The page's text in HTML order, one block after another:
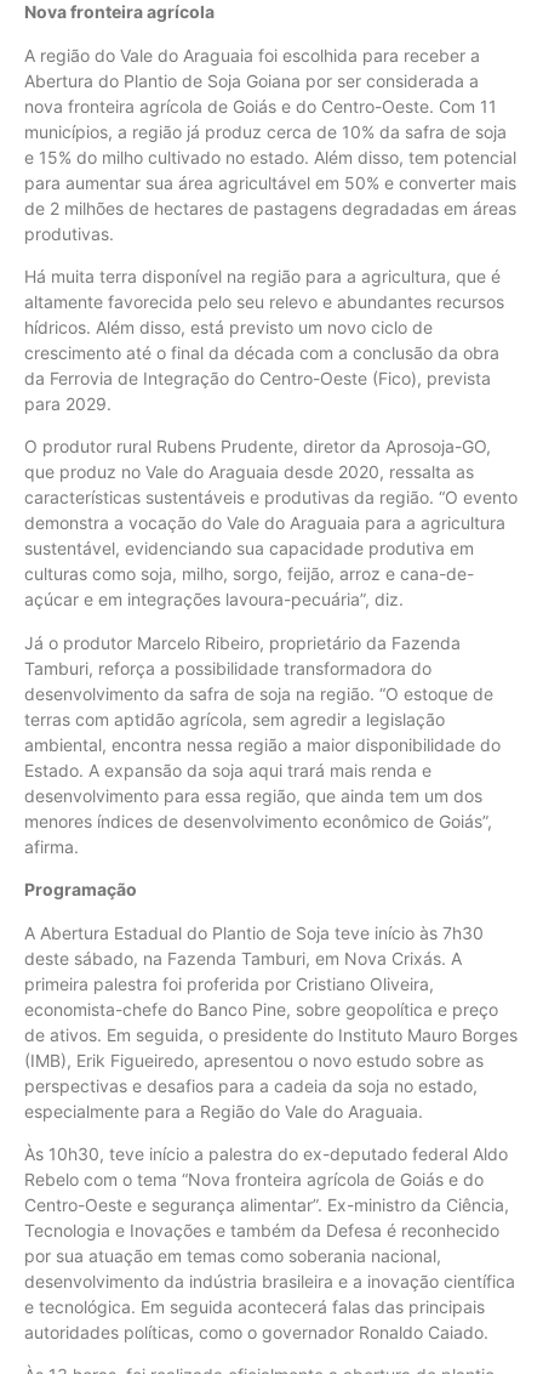
Nova fronteira agrícola
A região do Vale do Araguaia foi escolhida para receber a
Abertura do Plantio de Soja Goiana por ser considerada a
nova fronteira agrícola de Goiás e do Centro-Oeste. Com 11
municípios, a região já produz cerca de 10% da safra de soja
e 15% do milho cultivado no estado. Além disso, tem potencial
para aumentar sua área agricultável em 50% e converter mais
de 2 milhões de hectares de pastagens degradadas em áreas
produtivas.
Há muita terra disponível na região para a agricultura, que é
altamente favorecida pelo seu relevo e abundantes recursos
hídricos. Além disso, está previsto um novo ciclo de
crescimento até o final da década com a conclusão da obra
da Ferrovia de Integração do Centro-Oeste (Fico), prevista
para 2029.
O produtor rural Rubens Prudente, diretor da Aprosoja-GO,
que produz no Vale do Araguaia desde 2020, ressalta as
características sustentáveis e produtivas da região. “O evento
demonstra a vocação do Vale do Araguaia para a agricultura
sustentável, evidenciando sua capacidade produtiva em
culturas como soja, milho, sorgo, feijão, arroz e cana-de-
açúcar e em integrações lavoura-pecuária”, diz.
Já o produtor Marcelo Ribeiro, proprietário da Fazenda
Tamburi, reforça a possibilidade transformadora do
desenvolvimento da safra de soja na região. “O estoque de
terras com aptidão agrícola, sem agredir a legislação
ambiental, encontra nessa região a maior disponibilidade do
Estado. A expansão da soja aqui trará mais renda e
desenvolvimento para essa região, que ainda tem um dos
menores índices de desenvolvimento econômico de Goiás”,
afirma.
Programação
A Abertura Estadual do Plantio de Soja teve início às 7h30
deste sábado, na Fazenda Tamburi, em Nova Crixás. A
primeira palestra foi proferida por Cristiano Oliveira,
economista-chefe do Banco Pine, sobre geopolítica e preço
de ativos. Em seguida, o presidente do Instituto Mauro Borges
(IMB), Erik Figueiredo, apresentou o novo estudo sobre as
perspectivas e desafios para a cadeia da soja no estado,
especialmente para a Região do Vale do Araguaia.
Às 10h30, teve início a palestra do ex-deputado federal Aldo
Rebelo com o tema “Nova fronteira agrícola de Goiás e do
Centro-Oeste e segurança alimentar”. Ex-ministro da Ciência,
Tecnologia e Inovações e também da Defesa é reconhecido
por sua atuação em temas como soberania nacional,
desenvolvimento da indústria brasileira e a inovação científica
e tecnológica. Em seguida acontecerá falas das principais
autoridades políticas, como o governador Ronaldo Caiado.